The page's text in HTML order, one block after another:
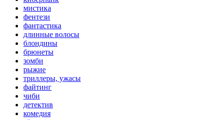
мистика
фентези
фантастика
длинные волосы
блондины
брюнеты
зомби
рыжие
триллеры, ужасы
файтинг
чиби
детектив
комедия